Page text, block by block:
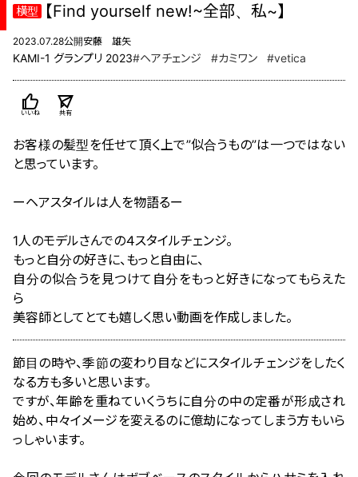
横型 【Find yourself new!~全部、私~】
2023.07.28公開安藤 雄矢
KAMI-1 グランプリ 2023#ヘアチェンジ #カミワン #vetica
いいね 共有
お客様の髪型を任せて頂く上で”似合うもの”は一つではない
と思っています。
ーヘアスタイルは人を物語るー
1人のモデルさんでの４スタイルチェンジ。
もっと自分の好きに、もっと自由に、
自分の似合うを見つけて自分をもっと好きになってもらえた
ら
美容師としてとても嬉しく思い動画を作成しました。
節目の時や、季節の変わり目などにスタイルチェンジをしたく
なる方も多いと思います。
ですが、年齢を重ねていくうちに自分の中の定番が形成され
始め、中々イメージを変えるのに億劫になってしまう方もいら
っしゃいます。